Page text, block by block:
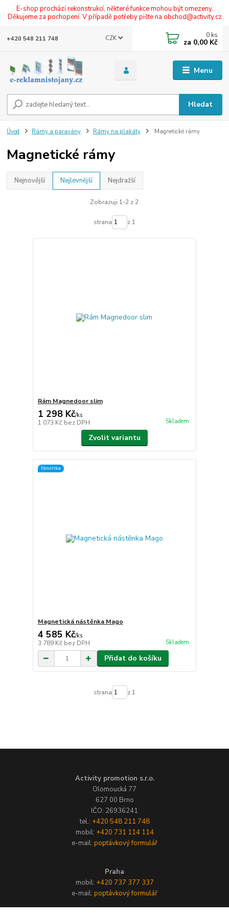
E-shop prochází rekonstrukcí, některé funkce mohou být omezeny.
Děkujeme za pochopení. V případě potřeby pište na obchod@activity.cz
Menu
CZK
Hledat
+420 548 211 748 0 ks
za 0,00 Kč
Úvod Rámy a paravány Rámy na plakáty Magnetické rámy
Magnetické rámy
Nejnovější Nejlevnější Nejdražší
Zobrazuji 1-2 z 2
strana z 1
Rám Magnedoor slim
1 298 Kč/ks
1 073 Kč bez DPH Skladem
Zvolit variantu
Novinka
Magnetická nástěnka Mago
4 585 Kč/ks
3 789 Kč bez DPH Skladem
Přidat do košíku
strana z 1
Activity promotion s.r.o.
Olomoucká 77
627 00 Brno
IČO: 26936241
tel.: +420 548 211 748
mobil: +420 731 114 114
e-mail: poptávkový formulář
Praha
mobil: +420 737 377 337
e-mail: poptávkový formulář